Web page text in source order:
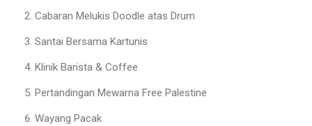
Cabaran Melukis Doodle atas Drum
Santai Bersama Kartunis
Klinik Barista & Coffee
Pertandingan Mewarna Free Palestine
Wayang Pacak